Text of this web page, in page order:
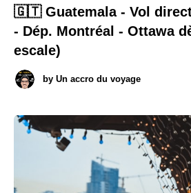
🇬🇹 Guatemala - Vol direct
- Dép. Montréal - Ottawa
escale)
by Un accro du voyage